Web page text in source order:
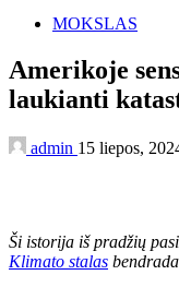
MOKSLAS
Amerikoje
laukianti
admin 15 liepos,
Ši istorija iš pradžių
Klimato stalas